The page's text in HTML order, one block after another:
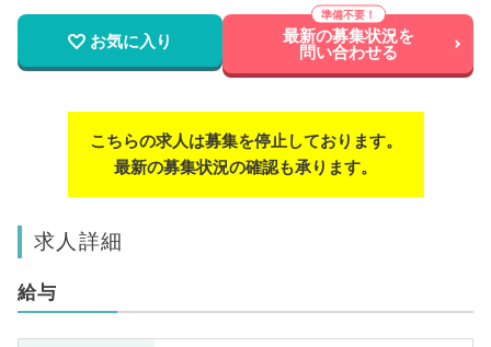
お気に入り 最新の募集状況を
問い合わせる
こちらの求人は募集を停止しております。
最新の募集状況の確認も承ります。
求人詳細
給与